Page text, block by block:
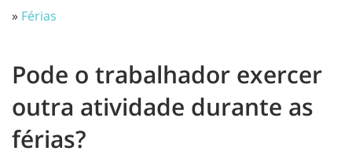
» Férias
Pode o trabalhador exercer
outra atividade durante as
férias?